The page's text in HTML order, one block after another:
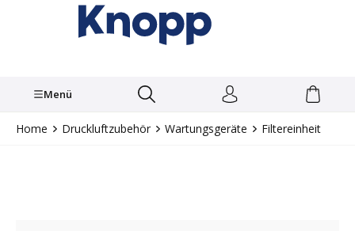
Menü
Home Druckluftzubehör Wartungsgeräte Filtereinheit